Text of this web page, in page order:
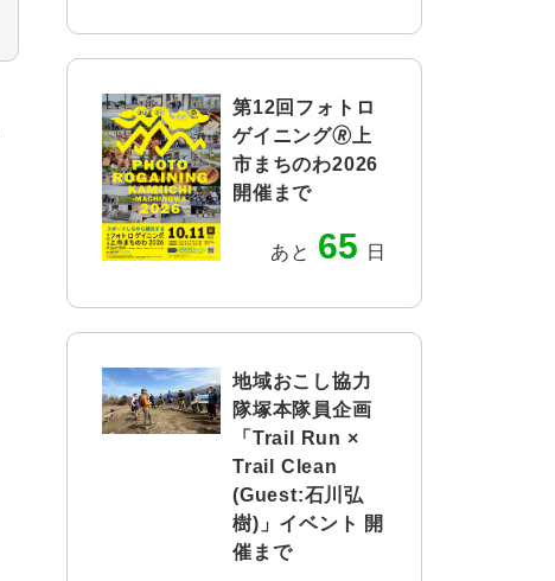
第12回フォトロ
ゲイニング🄬上
市まちのわ2026
開催まで
あと 65 日
地域おこし協力
隊塚本隊員企画
「Trail Run ×
Trail Clean
(Guest:石川弘
樹)」イベント 開
催まで